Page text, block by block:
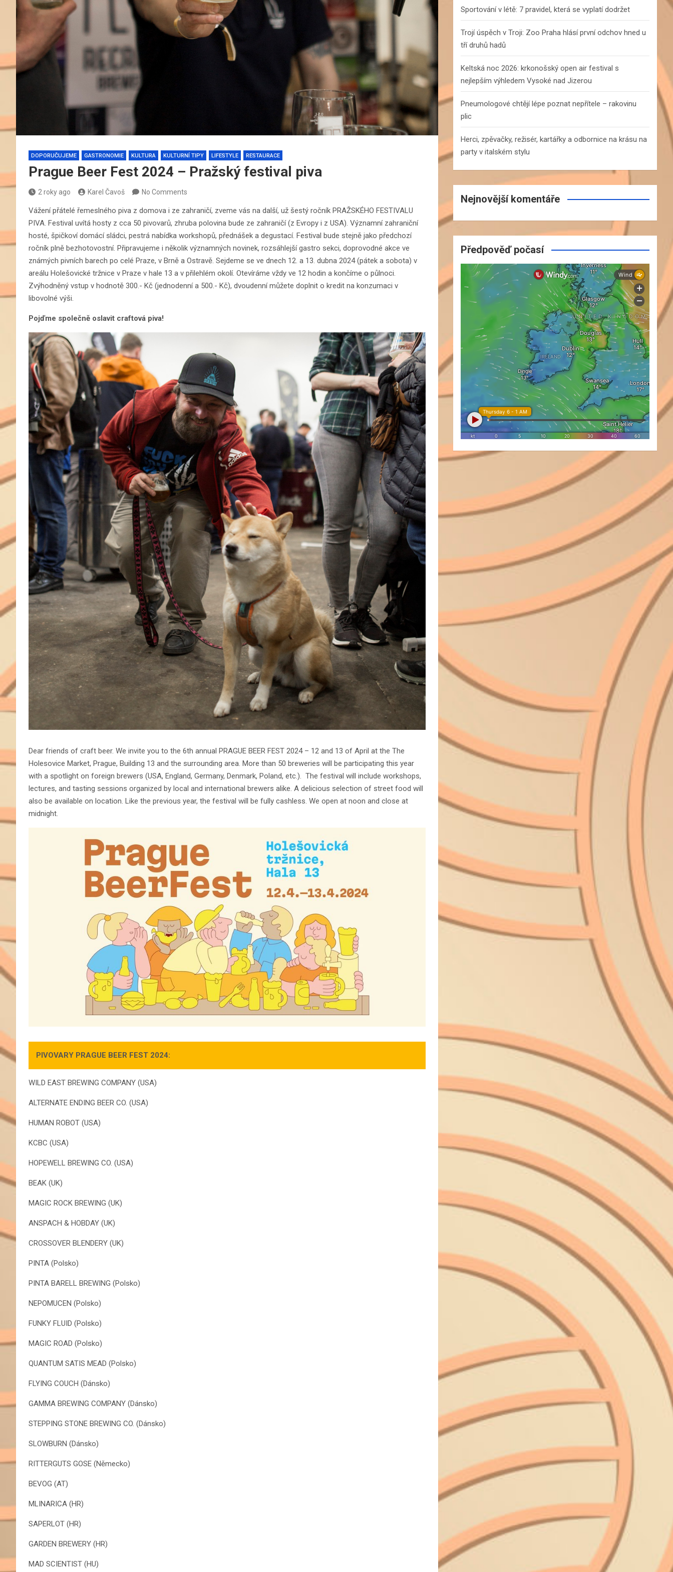
DOPORUČUJEME GASTRONOMIE KULTURA KULTURNÍ TIPY LIFESTYLE RESTAURACE
Prague Beer Fest 2024 – Pražský festival piva
2 roky ago Karel Čavoš No Comments
Vážení přátelé řemeslného piva z domova i ze zahraničí, zveme vás na další, už šestý ročník PRAŽSKÉHO FESTIVALU
PIVA. Festival uvítá hosty z cca 50 pivovarů, zhruba polovina bude ze zahraničí (z Evropy i z USA). Významní zahraniční
hosté, špičkoví domácí sládci, pestrá nabídka workshopů, přednášek a degustací. Festival bude stejně jako předchozí
ročník plně bezhotovostní. Připravujeme i několik významných novinek, rozsáhlejší gastro sekci, doprovodné akce ve
známých pivních barech po celé Praze, v Brně a Ostravě. Sejdeme se ve dnech 12. a 13. dubna 2024 (pátek a sobota) v
areálu Holešovické tržnice v Praze v hale 13 a v přilehlém okolí. Otevíráme vždy ve 12 hodin a končíme o půlnoci.
Zvýhodněný vstup v hodnotě 300.- Kč (jednodenní a 500.- Kč), dvoudenní můžete doplnit o kredit na konzumaci v
libovolné výši.
Pojďme společně oslavit craftová piva!
Dear friends of craft beer. We invite you to the 6th annual PRAGUE BEER FEST 2024 – 12 and 13 of April at the The
Holesovice Market, Prague, Building 13 and the surrounding area. More than 50 breweries will be participating this year
with a spotlight on foreign brewers (USA, England, Germany, Denmark, Poland, etc.). The festival will include workshops,
lectures, and tasting sessions organized by local and international brewers alike. A delicious selection of street food will
also be available on location. Like the previous year, the festival will be fully cashless. We open at noon and close at
midnight.
PIVOVARY PRAGUE BEER FEST 2024:
WILD EAST BREWING COMPANY (USA)
ALTERNATE ENDING BEER CO. (USA)
HUMAN ROBOT (USA)
KCBC (USA)
HOPEWELL BREWING CO. (USA)
BEAK (UK)
MAGIC ROCK BREWING (UK)
ANSPACH & HOBDAY (UK)
CROSSOVER BLENDERY (UK)
PINTA (Polsko)
PINTA BARELL BREWING (Polsko)
NEPOMUCEN (Polsko)
FUNKY FLUID (Polsko)
MAGIC ROAD (Polsko)
QUANTUM SATIS MEAD (Polsko)
FLYING COUCH (Dánsko)
GAMMA BREWING COMPANY (Dánsko)
STEPPING STONE BREWING CO. (Dánsko)
SLOWBURN (Dánsko)
RITTERGUTS GOSE (Německo)
BEVOG (AT)
MLINARICA (HR)
SAPERLOT (HR)
GARDEN BREWERY (HR)
MAD SCIENTIST (HU)
Sportování v létě: 7 pravidel, která se vyplatí dodržet
Trojí úspěch v Troji: Zoo Praha hlásí první odchov hned u
tří druhů hadů
Keltská noc 2026: krkonošský open air festival s
nejlepším výhledem Vysoké nad Jizerou
Pneumologové chtějí lépe poznat nepřítele – rakovinu
plic
Herci, zpěvačky, režisér, kartářky a odbornice na krásu na
party v italském stylu
Nejnovější komentáře
Předpověď počasí